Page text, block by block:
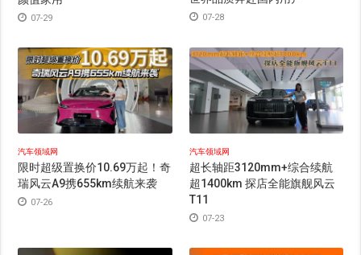
07-29 07-28
汽车领域网
限时超级置换价10.69万起！奇
瑞风云A9携655km续航来袭
07-26
汽车领域网
超长轴距3120mm+综合续航
超1400km 探店全能旗舰风云
T11
07-23